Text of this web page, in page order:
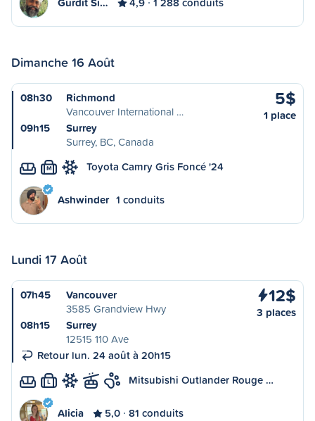
Dimanche 16 Août
08h30
Richmond
Vancouver International …
09h15
Surrey
Surrey, BC, Canada
5$
1 place
M Toyota Camry Gris Foncé '24
Ashwinder 1 conduits
Lundi 17 Août
07h45
Vancouver
3585 Grandview Hwy
08h15
Surrey
12515 110 Ave
Retour lun. 24 août à 20h15
12$
3 places
L Mitsubishi Outlander Rouge …
Alicia 5,0 81 conduits